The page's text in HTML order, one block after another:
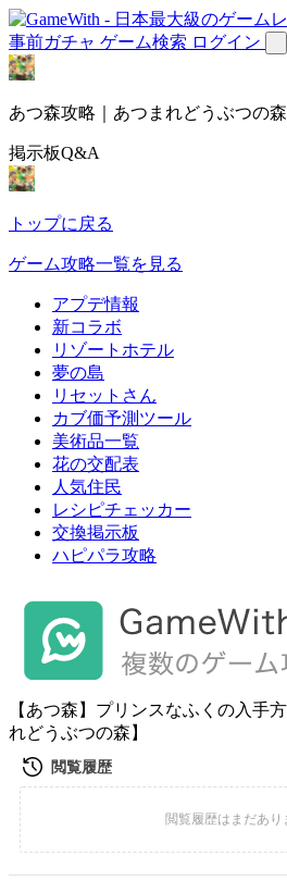
事前ガチャ ゲーム検索 ログイン
あつ森攻略｜あつまれどうぶつの森
掲示板Q&A
トップに戻る
ゲーム攻略一覧を見る
アプデ情報
新コラボ
リゾートホテル
夢の島
リセットさん
カブ価予測ツール
美術品一覧
花の交配表
人気住民
レシピチェッカー
交換掲示板
ハピパラ攻略
【あつ森】プリンスなふくの入手
れどうぶつの森】